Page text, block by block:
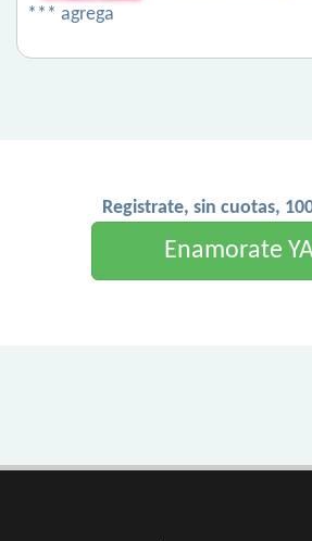
*** agrega
Registrate, sin cuotas,
Enamorate